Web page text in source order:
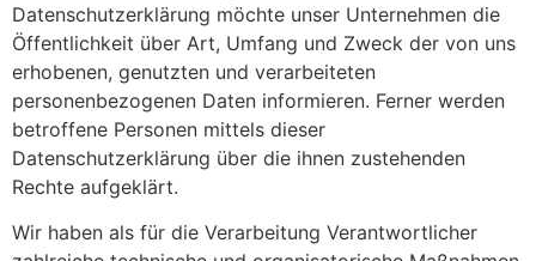
Datenschutzerklärung möchte unser Unternehmen die
Öffentlichkeit über Art, Umfang und Zweck der von uns
erhobenen, genutzten und verarbeiteten
personenbezogenen Daten informieren. Ferner werden
betroffene Personen mittels dieser
Datenschutzerklärung über die ihnen zustehenden
Rechte aufgeklärt.
Wir haben als für die Verarbeitung Verantwortlicher